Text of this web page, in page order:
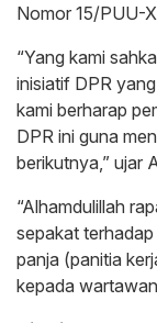
Nomor 15/PUU-
“Yang kami
inisiatif DPR
kami berharap
DPR ini guna
berikutnya,” ujar
“Alhamdulillah
sepakat
panja (panitia
kepada